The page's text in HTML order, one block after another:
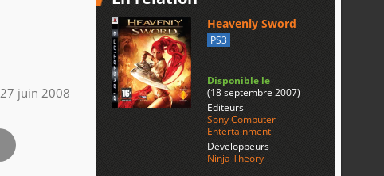
27 juin 2008
Heavenly Sword
PS3
Disponible le
(18 septembre 2007)
Editeurs
Sony Computer
Entertainment
Développeurs
Ninja Theory